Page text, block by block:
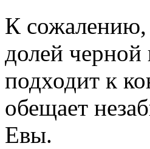
К сожалению,
долей
подходит к
обещает
Евы.